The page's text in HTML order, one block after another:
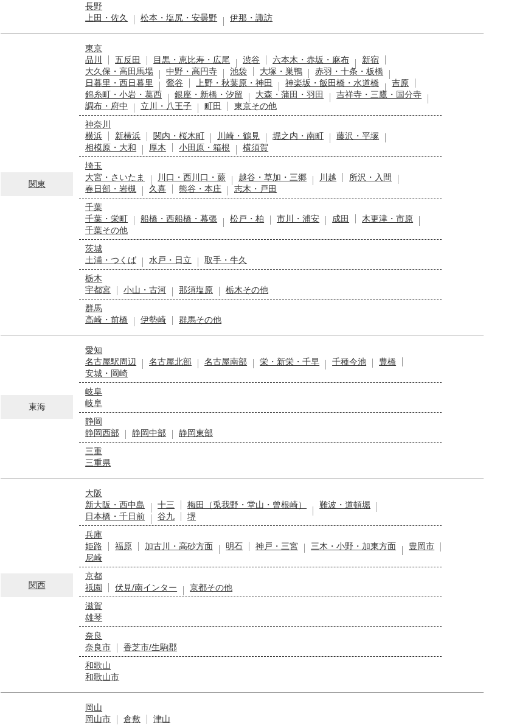
長野
上田・佐久
松本・塩尻・安曇野 伊那・諏訪
関東
東京
品川
五反田 目黒・恵比寿・広尾 渋谷 六本木・赤坂・麻布
新宿
大久保・高田馬場
中野・高円寺 池袋 大塚・巣鴨
赤羽・十条・板橋
日暮里・西日暮里
鶯谷 上野・秋葉原・神田 神楽坂・飯田橋・水道橋
吉原
錦糸町・小岩・葛西
銀座・新橋・汐留 大森・蒲田・羽田
吉祥寺・三鷹・国分寺
調布・府中
立川・八王子 町田
東京その他
神奈川
横浜
新横浜 関内・桜木町 川崎・鶴見 堀之内・南町
藤沢・平塚
相模原・大和
厚木 小田原・箱根
横須賀
埼玉
大宮・さいたま
川口・西川口・蕨 越谷・草加・三郷 川越
所沢・入間
春日部・岩槻
久喜 熊谷・本庄
志木・戸田
千葉
千葉・栄町
船橋・西船橋・幕張 松戸・柏 市川・浦安 成田
木更津・市原
千葉その他
茨城
土浦・つくば
水戸・日立
取手・牛久
栃木
宇都宮
小山・古河 那須塩原
栃木その他
群馬
高崎・前橋
伊勢崎 群馬その他
東海
愛知
名古屋駅周辺
名古屋北部 名古屋南部 栄・新栄・千早 千種今池
豊橋
安城・岡崎
岐阜
岐阜
静岡
静岡西部
静岡中部
静岡東部
三重
三重県
関西
大阪
新大阪・西中島
十三 梅田（兎我野・堂山・曾根崎）
難波・道頓堀
日本橋・千日前
谷九
堺
兵庫
姫路
福原 加古川・高砂方面 明石 神戸・三宮 三木・小野・加東方面
豊岡市
尼崎
京都
祇園
伏見/南インター
京都その他
滋賀
雄琴
奈良
奈良市
香芝市/生駒郡
和歌山
和歌山市
岡山
岡山市
倉敷
津山